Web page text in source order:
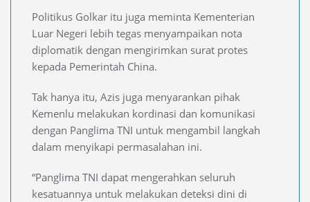
Politikus Golkar itu juga meminta Kementerian
Luar Negeri lebih tegas menyampaikan nota
diplomatik dengan mengirimkan surat protes
kepada Pemerintah China.
Tak hanya itu, Azis juga menyarankan pihak
Kemenlu melakukan kordinasi dan komunikasi
dengan Panglima TNI untuk mengambil langkah
dalam menyikapi permasalahan ini.
“Panglima TNI dapat mengerahkan seluruh
kesatuannya untuk melakukan deteksi dini di